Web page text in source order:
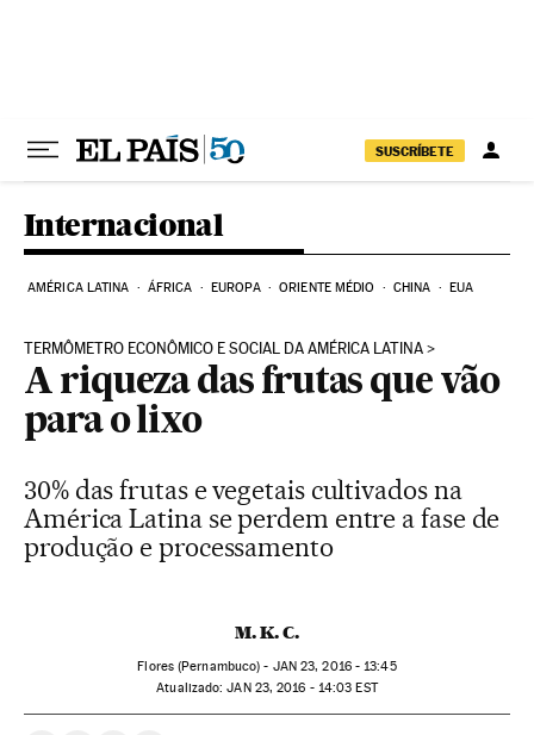
SUSCRÍBETE
Internacional
AMÉRICA LATINA ÁFRICA EUROPA ORIENTE MÉDIO CHINA EUA
TERMÔMETRO ECONÔMICO E SOCIAL DA AMÉRICA LATINA
A riqueza das frutas que vão
para o lixo
30% das frutas e vegetais cultivados na
América Latina se perdem entre a fase de
produção e processamento
M. K. C.
Flores (Pernambuco) - JAN23, 2016 - 13:45
atualizado: JAN23, 2016 - 14:03 EST